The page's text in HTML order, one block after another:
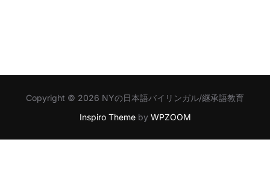
Copyright © 2026 NYの日本語バイリンガル/継承語教育
Inspiro Themeby WPZOOM